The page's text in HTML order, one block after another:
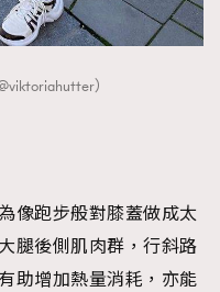
）
像跑步般對膝蓋做成太
腿後側肌肉群，行斜路
助增加熱量消耗，亦能